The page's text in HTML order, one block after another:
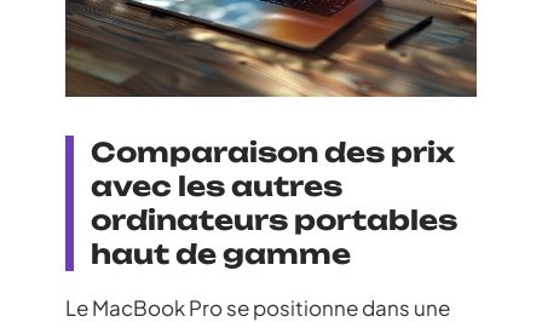
Comparaison des prix
avec les autres
ordinateurs portables
haut de gamme
Le MacBook Pro se positionne dans une